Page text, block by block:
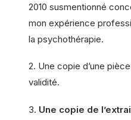
2010 susmentionné
mon expérience
la psychothérapie.
2. Une copie d’une
validité.
3. Une copie de